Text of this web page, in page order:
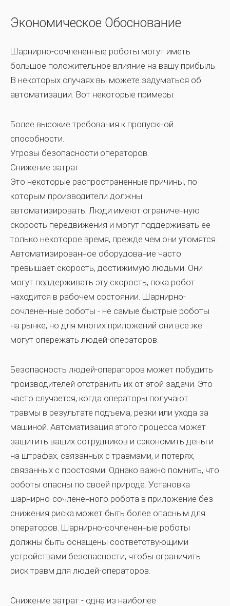
Экономическое Обоснование
Шарнирно-сочлененные роботы могут иметь
большое положительное влияние на вашу прибыль.
В некоторых случаях вы можете задуматься об
автоматизации. Вот некоторые примеры:
Более высокие требования к пропускной
способности.
Угрозы безопасности операторов.
Снижение затрат
Это некоторые распространенные причины, по
которым производители должны
автоматизировать. Люди имеют ограниченную
скорость передвижения и могут поддерживать ее
только некоторое время, прежде чем они утомятся.
Автоматизированное оборудование часто
превышает скорость, достижимую людьми. Они
могут поддерживать эту скорость, пока робот
находится в рабочем состоянии. Шарнирно-
сочлененные роботы - не самые быстрые роботы
на рынке, но для многих приложений они все же
могут опережать людей-операторов.
Безопасность людей-операторов может побудить
производителей отстранить их от этой задачи. Это
часто случается, когда операторы получают
травмы в результате подъема, резки или ухода за
машиной. Автоматизация этого процесса может
защитить ваших сотрудников и сэкономить деньги
на штрафах, связанных с травмами, и потерях,
связанных с простоями. Однако важно помнить, что
роботы опасны по своей природе. Установка
шарнирно-сочлененного робота в приложение без
снижения риска может быть более опасным для
операторов. Шарнирно-сочлененные роботы
должны быть оснащены соответствующими
устройствами безопасности, чтобы ограничить
риск травм для людей-операторов.
Снижение затрат - одна из наиболее